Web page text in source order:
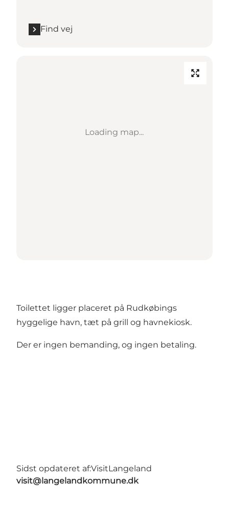
Find vej
Loading map...
Toilettet ligger placeret på Rudkøbings
hyggelige havn, tæt på grill og havnekiosk.
Der er ingen bemanding, og ingen betaling.
Sidst opdateret af:VisitLangeland
visit@langelandkommune.dk